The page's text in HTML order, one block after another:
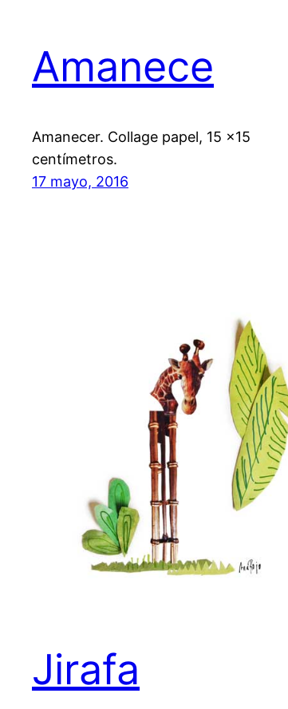
Amanece
Amanecer. Collage papel, 15 x15
centímetros.
17 mayo, 2016
Jirafa